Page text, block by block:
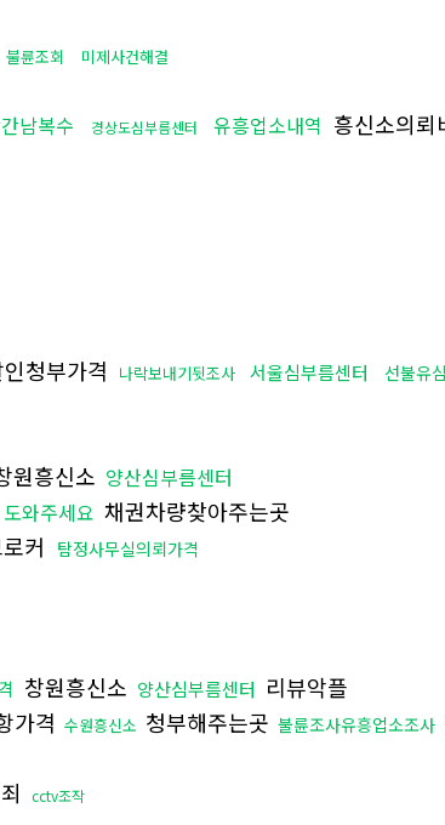
불륜조회 미제사건해결
남복수 경상도심부름센터 유흥업소내역 흥신소의뢰
청부가격 나락보내기뒷조사 서울심부름센터 선불유
원흥신소 양산심부름센터
도와주세요 채권차량찾아주는곳
커 탐정사무실의뢰가격
창원흥신소 양산심부름센터 리뷰악플
가격 수원흥신소 청부해주는곳 불륜조사유흥업소조사
cctv조작